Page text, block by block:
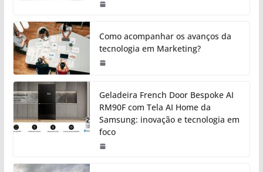
Como acompanhar os avanços da
tecnologia em Marketing?
Geladeira French Door Bespoke AI
RM90F com Tela AI Home da
Samsung: inovação e tecnologia em
foco